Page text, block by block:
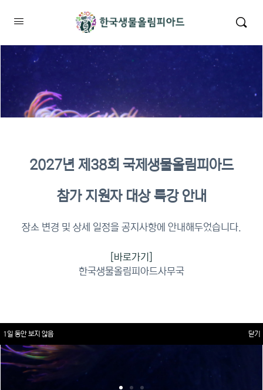
이수증명서 확인 바로가기
2027년 제38회 국제생물올림피아드
참가 지원자 대상 특강 안내
장소 변경 및 상세 일정을 공지사항에 안내해두었습니다.
[바로가기]
한국생물올림피아드사무국
1일 동안 보지 않음 닫기